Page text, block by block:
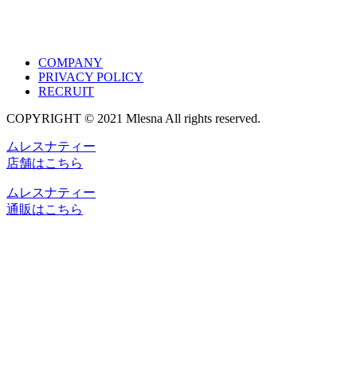
COMPANY
PRIVACY POLICY
RECRUIT
COPYRIGHT © 2021 Mlesna All rights reserved.
ムレスナティー
店舗はこちら
ムレスナティー
通販はこちら